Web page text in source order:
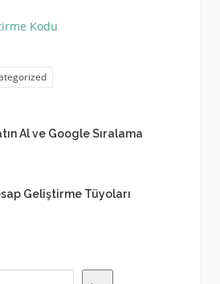
Kodu
Al ve Google Sıralama
Geliştirme Tüyoları